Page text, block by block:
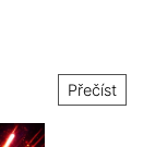
Přečíst